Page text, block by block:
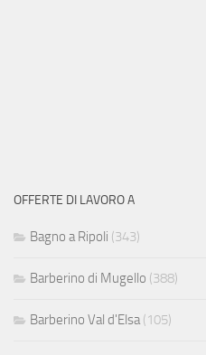
OFFERTE DI LAVORO A
Bagno a Ripoli (343)
Barberino di Mugello (388)
Barberino Val d'Elsa(105)